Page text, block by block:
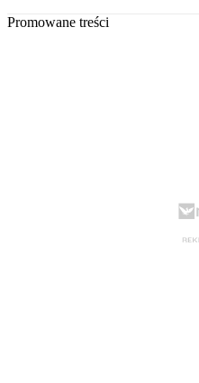
Promowane treści